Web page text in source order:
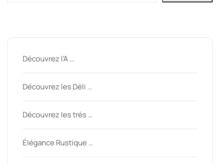
Découvrez l’A …
Découvrez les Déli …
Découvrez les trés …
Élégance Rustique …